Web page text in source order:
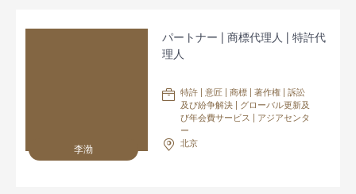
李渤
パートナー | 商標代理人 | 特許代
理人
特許 | 意匠 | 商標 | 著作権 | 訴訟
及び紛争解決 | グローバル更新及
び年会費サービス | アジアセンタ
ー
北京